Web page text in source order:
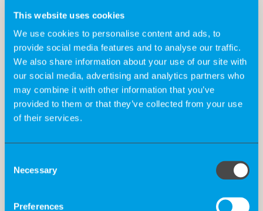
This website uses cookies
We use cookies to personalise content and ads, to
provide social media features and to analyse our traffic.
We also share information about your use of our site with
our social media, advertising and analytics partners who
may combine it with other information that you’ve
provided to them or that they’ve collected from your use
of their services.
Selection
Necessary
Preferences
Assessments; Traceability Matrices;
Testprotokollen
Validierung von:
Laborautomatisierungssystemen
LIMS-Integration
elektronischen Chargendokumentationen